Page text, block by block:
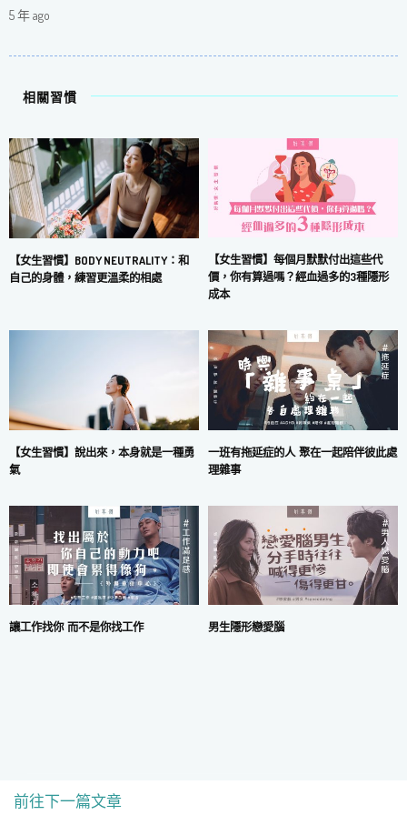
5 年 ago
相關習慣
【女生習慣】BODY NEUTRALITY：和
自己的身體，練習更溫柔的相處
【女生習慣】每個月默默付出這些代
價，你有算過嗎？經血過多的3種隱形
成本
【女生習慣】說出來，本身就是一種勇
氣
一班有拖延症的人 聚在一起陪伴彼此處
理雜事
讓工作找你 而不是你找工作 男生隱形戀愛腦
前往下一篇文章COPYRIGHT © 2024 MARS DIGITAL LIMITED.